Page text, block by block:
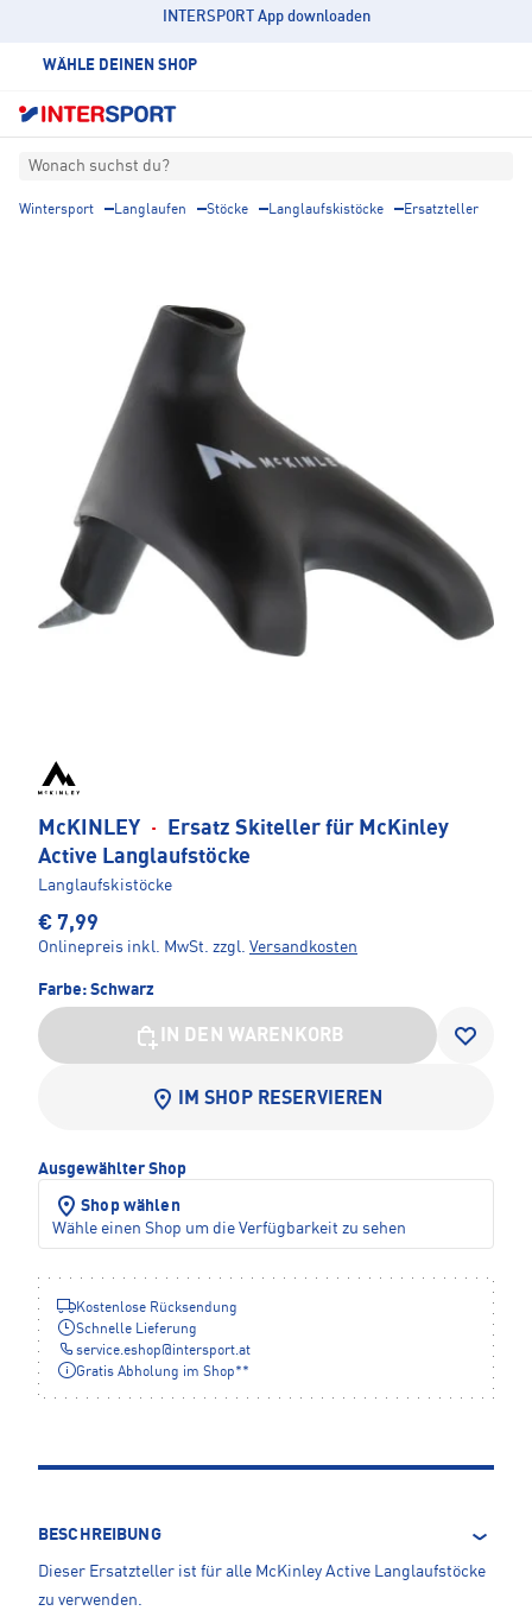
INTERSPORT App downloaden
WÄHLE DEINEN SHOP
Wonach suchst du?
Wintersport Langlaufen Stöcke Langlaufskistöcke Ersatzteller
McKINLEY ·
Ersatz Skiteller für McKinley
Active Langlaufstöcke
Langlaufskistöcke
€ 7,99
Onlinepreis inkl. MwSt. zzgl. Versandkosten
Farbe: Schwarz
IN DEN WARENKORB
IM SHOP RESERVIEREN
Ausgewählter Shop
Shop wählen
Wähle einen Shop um die Verfügbarkeit zu sehen
Kostenlose Rücksendung
Schnelle Lieferung
service.eshop@intersport.at
Gratis Abholung im Shop**
BESCHREIBUNG
Dieser Ersatzteller ist für alle McKinley Active Langlaufstöcke
zu verwenden.